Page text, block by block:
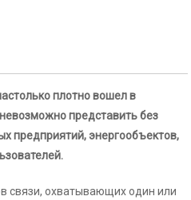
плотно вошел в
представить без
предприятий, энергообъектов,
связи, охватывающих один или